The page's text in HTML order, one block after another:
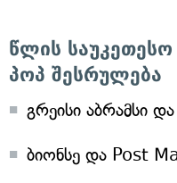
წლის საუკეთესო
პოპ შესრულება
გრეისი აბრამსი
ბიონსე და Post